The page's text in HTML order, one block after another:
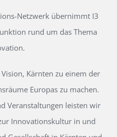
Netzwerk übernimmt I3
rund um das Thema
Kärnten zu einem der
Europas zu machen.
Veranstaltungen leisten wir
Innovationskultur in und